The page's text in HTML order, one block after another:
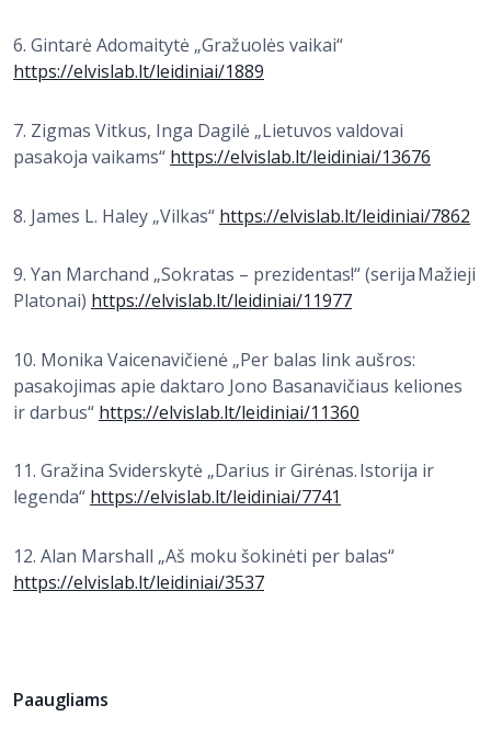
6. Gintarė Adomaitytė „Gražuolės vaikai“
https://elvislab.lt/leidiniai/1889
7. Zigmas Vitkus, Inga Dagilė „Lietuvos valdovai
pasakoja vaikams“ https://elvislab.lt/leidiniai/13676
8. James L. Haley „Vilkas“ https://elvislab.lt/leidiniai/7862
9. Yan Marchand „Sokratas – prezidentas!“ (serija Mažieji
Platonai) https://elvislab.lt/leidiniai/11977
10. Monika Vaicenavičienė „Per balas link aušros:
pasakojimas apie daktaro Jono Basanavičiaus keliones
ir darbus“ https://elvislab.lt/leidiniai/11360
11. Gražina Sviderskytė „Darius ir Girėnas. Istorija ir
legenda“ https://elvislab.lt/leidiniai/7741
12. Alan Marshall „Aš moku šokinėti per balas“
https://elvislab.lt/leidiniai/3537
Paaugliams